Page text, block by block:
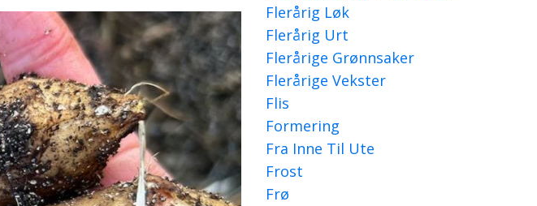
Flerårig Løk
Flerårig Urt
Flerårige Grønnsaker
Flerårige Vekster
Flis
Formering
Fra Inne Til Ute
Frost
Frø